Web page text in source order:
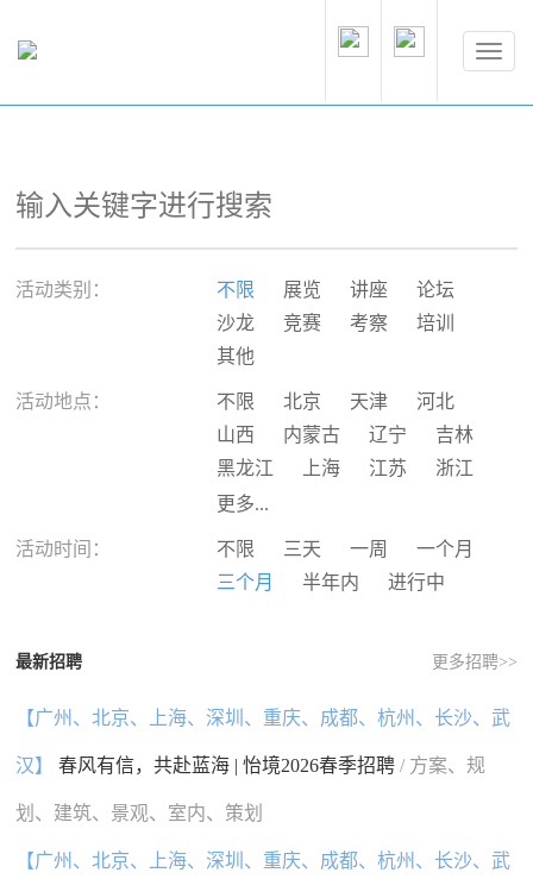
活动类别： 不限 展览 讲座
论坛
沙龙
竞赛 考察
培训
其他
活动地点： 不限 北京 天津
河北
山西
内蒙古 辽宁
吉林
黑龙江
上海 江苏
浙江
安徽
广东
广西
海南 重庆
四川
国外
更多...
活动时间： 不限 三天 一周
一个月
三个月
半年内 进行中
最新招聘 更多招聘>>
【广州、北京、上海、深圳、重庆、成都、杭州、长沙、武
汉】 春风有信，共赴蓝海 | 怡境2026春季招聘/ 方案、规
划、建筑、景观、室内、策划
【广州、北京、上海、深圳、重庆、成都、杭州、长沙、武